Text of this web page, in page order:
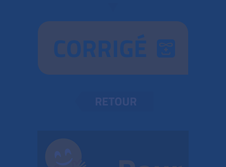
CORRIGÉ
RETOUR